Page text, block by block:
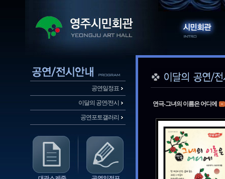
공연일정표
이달의 공연/전시
공연포토갤러리
연극-그녀의 이름은 어디에